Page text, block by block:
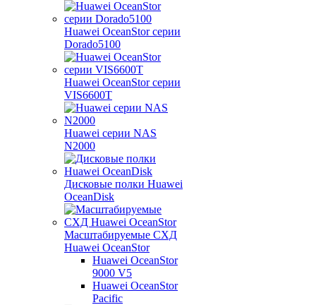
Huawei OceanStor серии
Dorado5100
Huawei OceanStor серии
VIS6600T
Huawei серии NAS
N2000
Дисковые полки Huawei
OceanDisk
Масштабируемые СХД
Huawei OceanStor
Huawei OceanStor
9000 V5
Huawei OceanStor
Pacific